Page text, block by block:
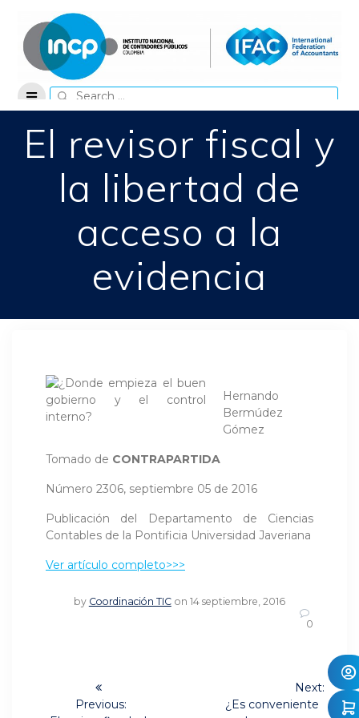
content
Search
for:
El revisor fiscal y
la libertad de
acceso a la
evidencia
Hernando
Bermúdez
Gómez
Tomado de CONTRAPARTIDA
Número 2306, septiembre 05 de 2016
Publicación del Departamento de Ciencias
Contables de la Pontificia Universidad Javeriana
Ver artículo completo>>>
by Coordinación TIC on 14 septiembre, 2016
0
Navegación
Previous:
Next:
¿Es conveniente